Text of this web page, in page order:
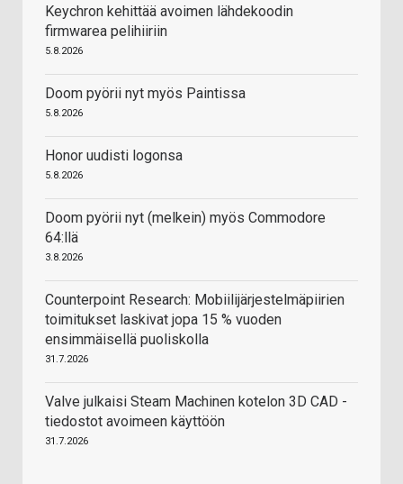
Keychron kehittää avoimen lähdekoodin
firmwarea pelihiiriin
5.8.2026
Doom pyörii nyt myös Paintissa
5.8.2026
Honor uudisti logonsa
5.8.2026
Doom pyörii nyt (melkein) myös Commodore
64:llä
3.8.2026
Counterpoint Research: Mobiilijärjestelmäpiirien
toimitukset laskivat jopa 15 % vuoden
ensimmäisellä puoliskolla
31.7.2026
Valve julkaisi Steam Machinen kotelon 3D CAD -
tiedostot avoimeen käyttöön
31.7.2026